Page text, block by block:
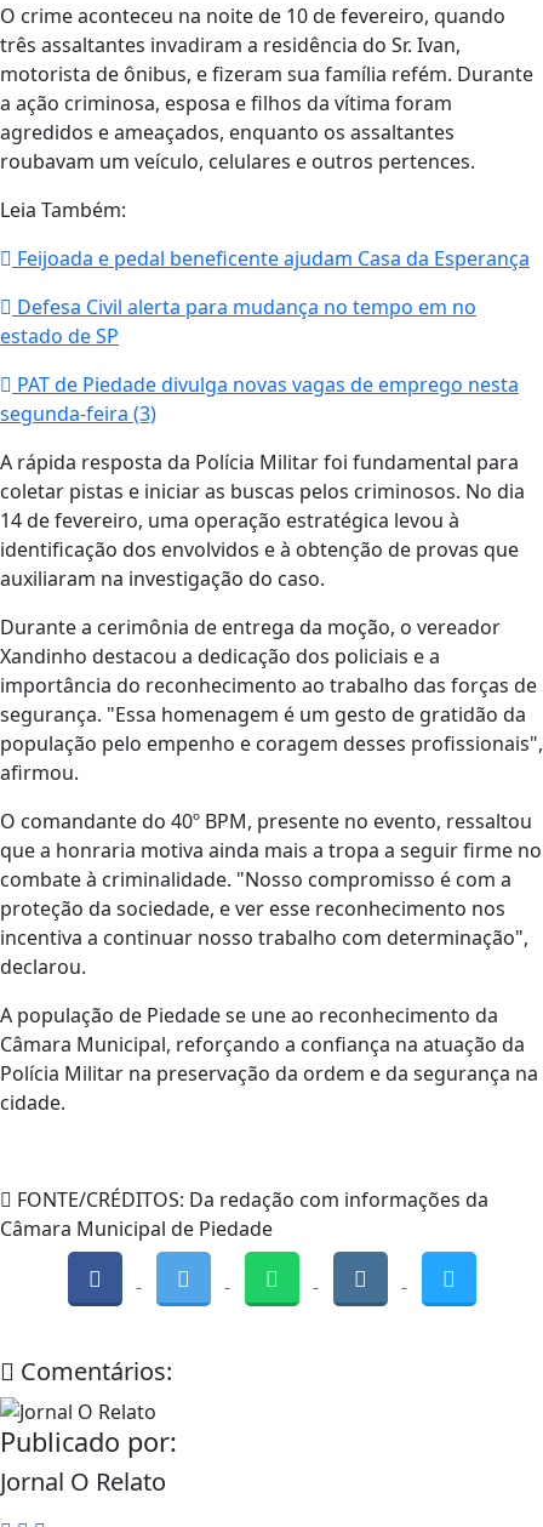
O crime aconteceu na noite de 10 de fevereiro, quando
três assaltantes invadiram a residência do Sr. Ivan,
motorista de ônibus, e fizeram sua família refém. Durante
a ação criminosa, esposa e filhos da vítima foram
agredidos e ameaçados, enquanto os assaltantes
roubavam um veículo, celulares e outros pertences.
Leia Também:
Feijoada e pedal beneficente ajudam Casa da Esperança
Defesa Civil alerta para mudança no tempo em no
estado de SP
PAT de Piedade divulga novas vagas de emprego nesta
segunda-feira (3)
A rápida resposta da Polícia Militar foi fundamental para
coletar pistas e iniciar as buscas pelos criminosos. No dia
14 de fevereiro, uma operação estratégica levou à
identificação dos envolvidos e à obtenção de provas que
auxiliaram na investigação do caso.
Durante a cerimônia de entrega da moção, o vereador
Xandinho destacou a dedicação dos policiais e a
importância do reconhecimento ao trabalho das forças de
segurança. "Essa homenagem é um gesto de gratidão da
população pelo empenho e coragem desses profissionais",
afirmou.
O comandante do 40º BPM, presente no evento, ressaltou
que a honraria motiva ainda mais a tropa a seguir firme no
combate à criminalidade. "Nosso compromisso é com a
proteção da sociedade, e ver esse reconhecimento nos
incentiva a continuar nosso trabalho com determinação",
declarou.
A população de Piedade se une ao reconhecimento da
Câmara Municipal, reforçando a confiança na atuação da
Polícia Militar na preservação da ordem e da segurança na
cidade.
FONTE/CRÉDITOS: Da redação com informações da
Câmara Municipal de Piedade
Comentários:
Publicado por:
Jornal O Relato